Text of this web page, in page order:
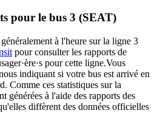
pour le bus 3 (SEAT)
à l'heure sur la ligne 3
pour consulter les rapports de
pour cette ligne.Vous
indiquant si votre bus est arrivé en
Comme ces statistiques sur la
générées à l'aide des rapports des
diffèrent des données officielles